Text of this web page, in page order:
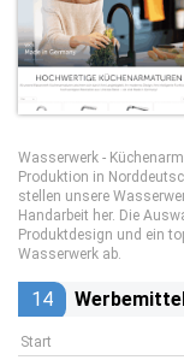
Wasserwerk -
Produktion in
stellen unsere
Handarbeit her. Die
Produktdesign und ein
Wasserwerk ab.
14
Start